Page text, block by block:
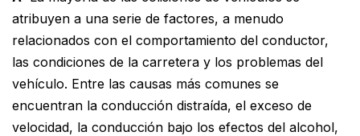
atribuyen a una serie de factores, a menudo
relacionados con el comportamiento del conductor,
las condiciones de la carretera y los problemas del
vehículo. Entre las causas más comunes se
encuentran la conducción distraída, el exceso de
velocidad, la conducción bajo los efectos del alcohol,